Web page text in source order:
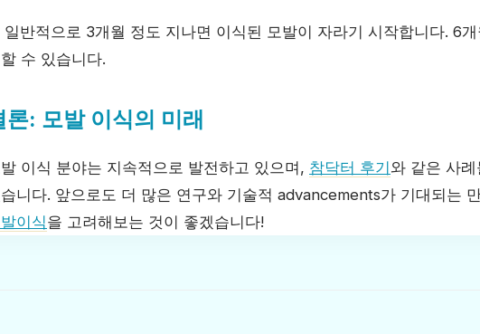
일반적으로 3개월 정도 지나면 이식된 모발이 자라기 시작합니다. 6
수 있습니다.
론: 모발 이식의 미래
이식 분야는 지속적으로 발전하고 있으며, 참닥터 후기 와 같은 사
니다. 앞으로도 더 많은 연구와 기술적 advancements가 기대되는
이식을 고려해보는 것이 좋겠습니다!